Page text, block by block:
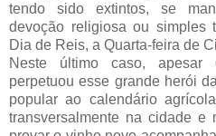
tendo sido extintos, se
devoção religiosa ou simples
Dia de Reis, a Quarta-feira de
Neste último caso, apesar
perpetuou esse grande herói
popular ao calendário
transversalmente na cidade e